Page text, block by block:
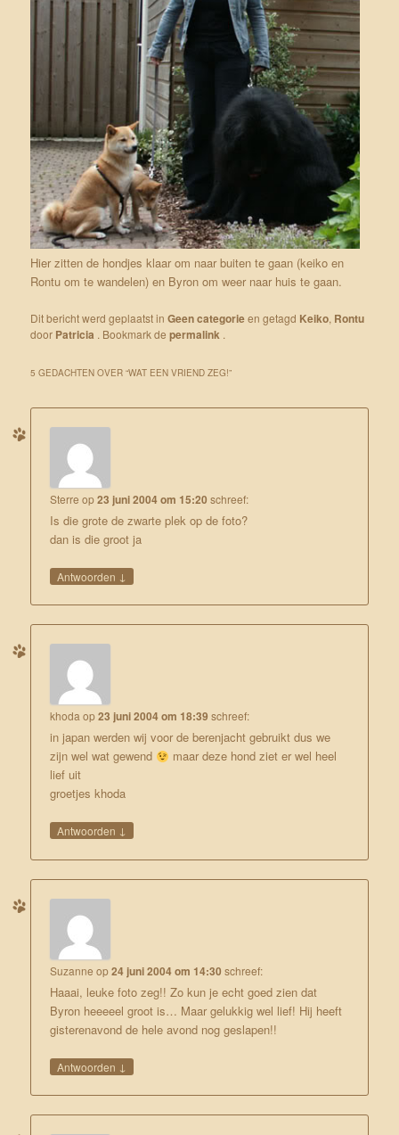
Hier zitten de hondjes klaar om naar buiten te gaan (keiko en
Rontu om te wandelen) en Byron om weer naar huis te gaan.
Dit bericht werd geplaatst inGeen categorieen getagd Keiko, Rontu
door Patricia . Bookmark depermalink .
5 GEDACHTEN OVER “WAT EEN VRIEND ZEG!”
Sterre op23 juni 2004 om 15:20 schreef:
Is die grote de zwarte plek op de foto?
dan is die groot ja
Antwoorden ↓
khoda op23 juni 2004 om 18:39 schreef:
in japan werden wij voor de berenjacht gebruikt dus we
zijn wel wat gewend
maar deze hond ziet er wel heel
lief uit
groetjes khoda
Antwoorden ↓
Suzanne op24 juni 2004 om 14:30 schreef:
Haaai, leuke foto zeg!! Zo kun je echt goed zien dat
Byron heeeeel groot is… Maar gelukkig wel lief! Hij heeft
gisterenavond de hele avond nog geslapen!!
Antwoorden ↓